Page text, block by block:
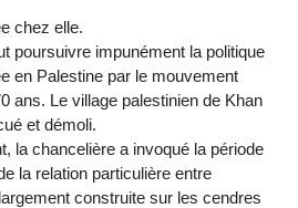
chez elle.
poursuivre impunément la politique
en Palestine par le mouvement
ans. Le village palestinien de Khan
et démoli.
la chancelière a invoqué la période
la relation particulière entre
construite sur les cendres